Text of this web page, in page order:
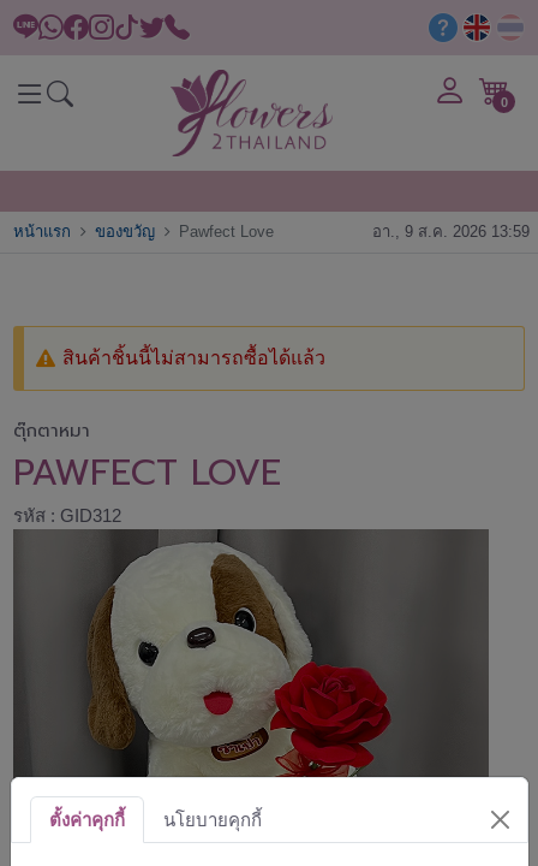
0
หน้าแรก ของขวัญ Pawfect Love อา., 9 ส.ค. 2026 13:59
สินค้าชิ้นนี้ไม่สามารถซื้อได้แล้ว
ตุ๊กตาหมา
PAWFECT LOVE
รหัส : GID312
ตั้งค่าคุกกี้ นโยบายคุกกี้